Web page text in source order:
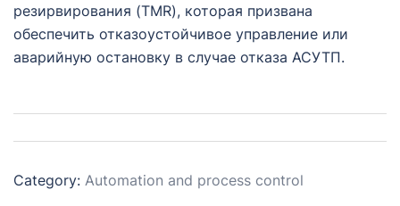
резирвирования (TMR), которая призвана
обеспечить отказоустойчивое управление или
аварийную остановку в случае отказа АСУТП.
Category: Automation and process control